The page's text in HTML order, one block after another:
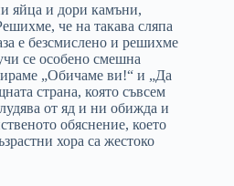
яйца и дори камъни,
че на такава сляпа
е безсмислено и решихме
се особено смешна
„Обичаме ви!“ и „Да
страна, която съвсем
от яд и ни обижда и
обяснение, което
хора са жестоко